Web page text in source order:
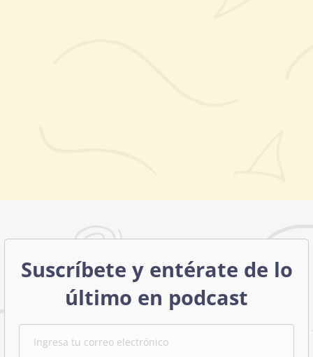
Suscríbete y entérate de lo
último en podcast